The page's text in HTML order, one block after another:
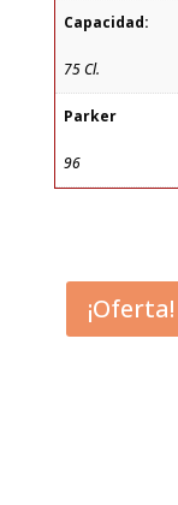
Capacidad:
75 Cl.
Parker
96
¡Oferta!